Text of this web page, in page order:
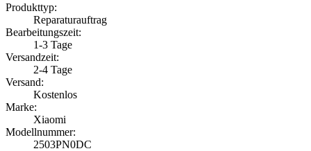
Produkttyp:
Reparaturauftrag
Bearbeitungszeit:
1-3 Tage
Versandzeit:
2-4 Tage
Versand:
Kostenlos
Marke:
Xiaomi
Modellnummer:
2503PN0DC